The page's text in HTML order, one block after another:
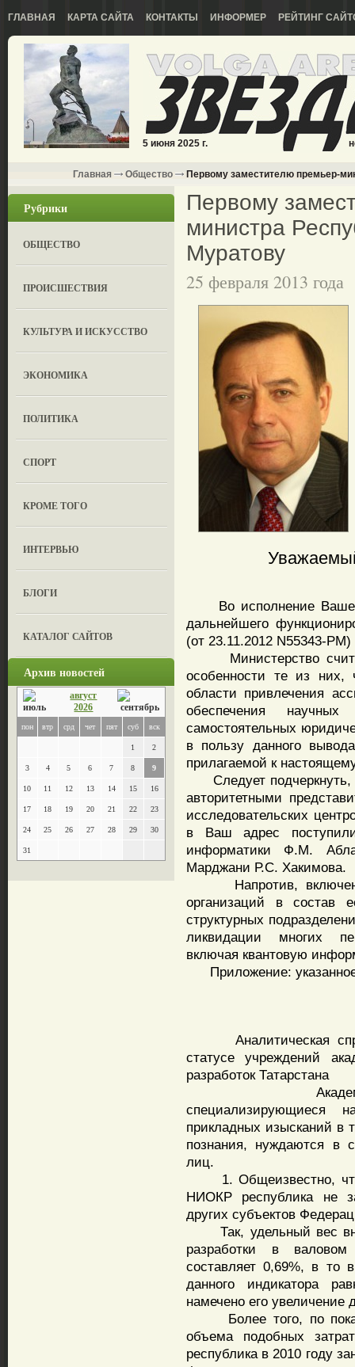
ГЛАВНАЯ КАРТА САЙТА КОНТАКТЫ ИНФОРМЕР РЕЙТИНГ
5 июня 2025 г.
Главная Общество Пepвому заместителю премьер-
Рубрики
ОБЩЕСТВО
ПРОИСШЕСТВИЯ
КУЛЬТУРА И ИСКУССТВО
ЭКОНОМИКА
ПОЛИТИКА
СПОРТ
КРОМЕ ТОГО
ИНТЕРВЬЮ
БЛОГИ
КАТАЛОГ САЙТОВ
Архив новостей
август
2026
пон втр срд чет пят суб вск
1 2
3 4 5 6 7 8 9
10 11 12 13 14 15 16
17 18 19 20 21 22 23
24 25 26 27 28 29 30
31
Пepвому
министра
Муратову
25 февраля 2013 года
Во исполнение Вашего
дальнейшего
(от 23.11.2012 N55343-
Министерство
особенности те из них,
области привлечения
обеспечения
самостоятельных
в пользу данного
прилагаемой к
Следует подчеркнуть,
авторитетными
исследовательских
в Ваш адрес
информатики Ф.М.
Марджани Р.С. Хакимова.
Напротив,
организаций в состав
структурных
ликвидации многих
включая квантовую
Приложение:
Аналитическая
статусе учреждений
разработок Татарстана
специализирующиеся
прикладных изысканий в
познания, нуждаются в
лиц.
1. Общеизвестно, что
НИОКР республика не
других субъектов
Так, удельный вес
разработки в валовом
составляет 0,69%, в то
данного индикатора
намечено его увеличение
Более того, по
объема подобных
республика в 2010 году